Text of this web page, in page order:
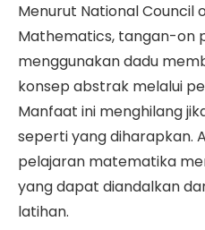
Menurut National Council
Mathematics, tangan-on
menggunakan dadu
konsep abstrak melalui
Manfaat ini menghilang
seperti yang diharapkan.
pelajaran matematika
yang dapat diandalkan
latihan.